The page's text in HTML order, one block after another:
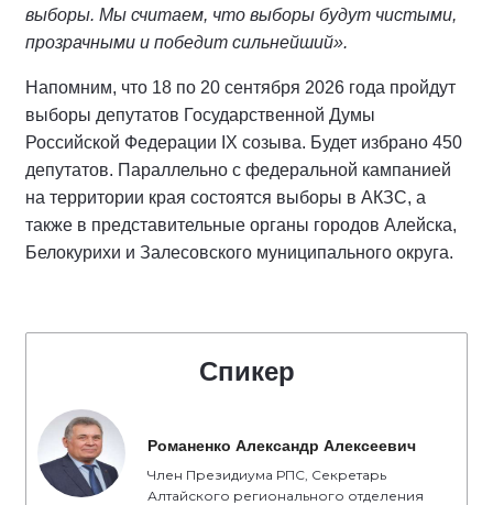
выборы. Мы считаем, что выборы будут чистыми,
прозрачными и победит сильнейший».
Напомним, что 18 по 20 сентября 2026 года пройдут
выборы депутатов Государственной Думы
Российской Федерации IX созыва. Будет избрано 450
депутатов. Параллельно с федеральной кампанией
на территории края состоятся выборы в АКЗС, а
также в представительные органы городов Алейска,
Белокурихи и Залесовского муниципального округа.
Спикер
Романенко Александр Алексеевич
Член Президиума РПС, Секретарь
Алтайского регионального отделения